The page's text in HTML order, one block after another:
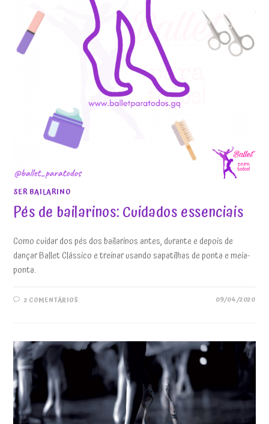
SER BAILARINO
Pés de bailarinos: Cuidados essenciais
Como cuidar dos pés dos bailarinos antes, durante e depois de
dançar Ballet Clássico e treinar usando sapatilhas de ponta e meia-
ponta.
2 COMENTÁRIOS 09/04/2020